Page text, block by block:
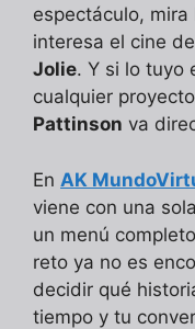
espectáculo, mira
interesa el cine
Jolie. Y si lo tuyo
cualquier
Pattinson va
En AK
viene con una
un menú
reto ya no es
decidir qué
tiempo y tu